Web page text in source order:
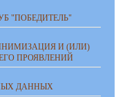
"ПОБЕДИТЕЛЬ"
И (ИЛИ)
ПРОЯВЛЕНИЙ
ДАННЫХ